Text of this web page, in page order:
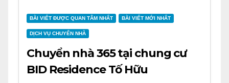
BÀI VIẾT ĐƯỢC QUAN TÂM NHẤT BÀI VIẾT MỚI NHẤT
DỊCH VỤ CHUYỂN NHÀ
Chuyển nhà 365 tại chung cư
BID Residence Tố Hữu